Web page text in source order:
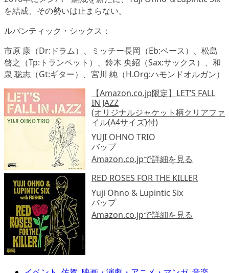
を結成、その勢いは止まらない。
ルパンティック・シックス：
市原 康（Dr:ドラム）、ミッチー長岡（Eb:ベース）、松島
啓之（Tp:トランペット）、鈴木 央紹（Sax:サックス）、和
泉 聡志（Gt:ギター）、宮川 純（H.Org:ハモンドオルガン）
【Amazon.co.jp限定】LET’S FALL
IN JAZZ
(オリジナルジャケット柄クリアファ
イル(A4サイズ)付)
YUJI OHNO TRIO
バップ
Amazon.co.jpで詳細を見る
RED ROSES FOR THE KILLER
Yuji Ohno & Lupintic Six
バップ
Amazon.co.jpで詳細を見る